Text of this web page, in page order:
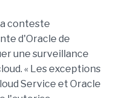
conteste
d'Oracle de
une surveillance
« Les exceptions
Service et Oracle